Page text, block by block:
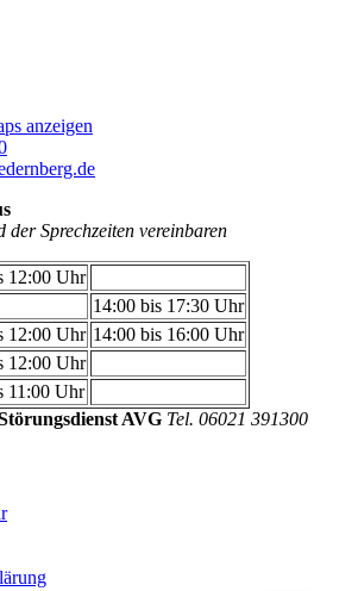
anzeigen
der Sprechzeiten vereinbaren
12:00 Uhr
14:00 bis 17:30 Uhr
12:00 Uhr 14:00 bis 16:00 Uhr
12:00 Uhr
11:00 Uhr
AVG Tel. 06021 391300